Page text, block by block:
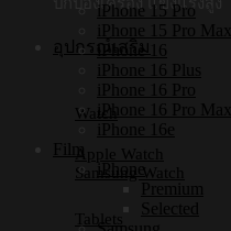
ปกป้องเครื่อง แข็งแรงสูง
อุปกรณ์เสริม
Watch
Apple Watch
Samsung Watch
Tablets
iPhone 15 Pro
iPhone 15 Pro Max
iPhone 16
iPhone 16 Plus
iPhone 16 Pro
iPhone 16 Pro Max
iPhone 16e
Film
iPhone
Premium
Selected